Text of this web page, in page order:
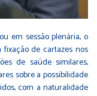
em sessão plenária, o
de cartazes nos
de saúde similares,
sobre a possibilidade
com a naturalidade